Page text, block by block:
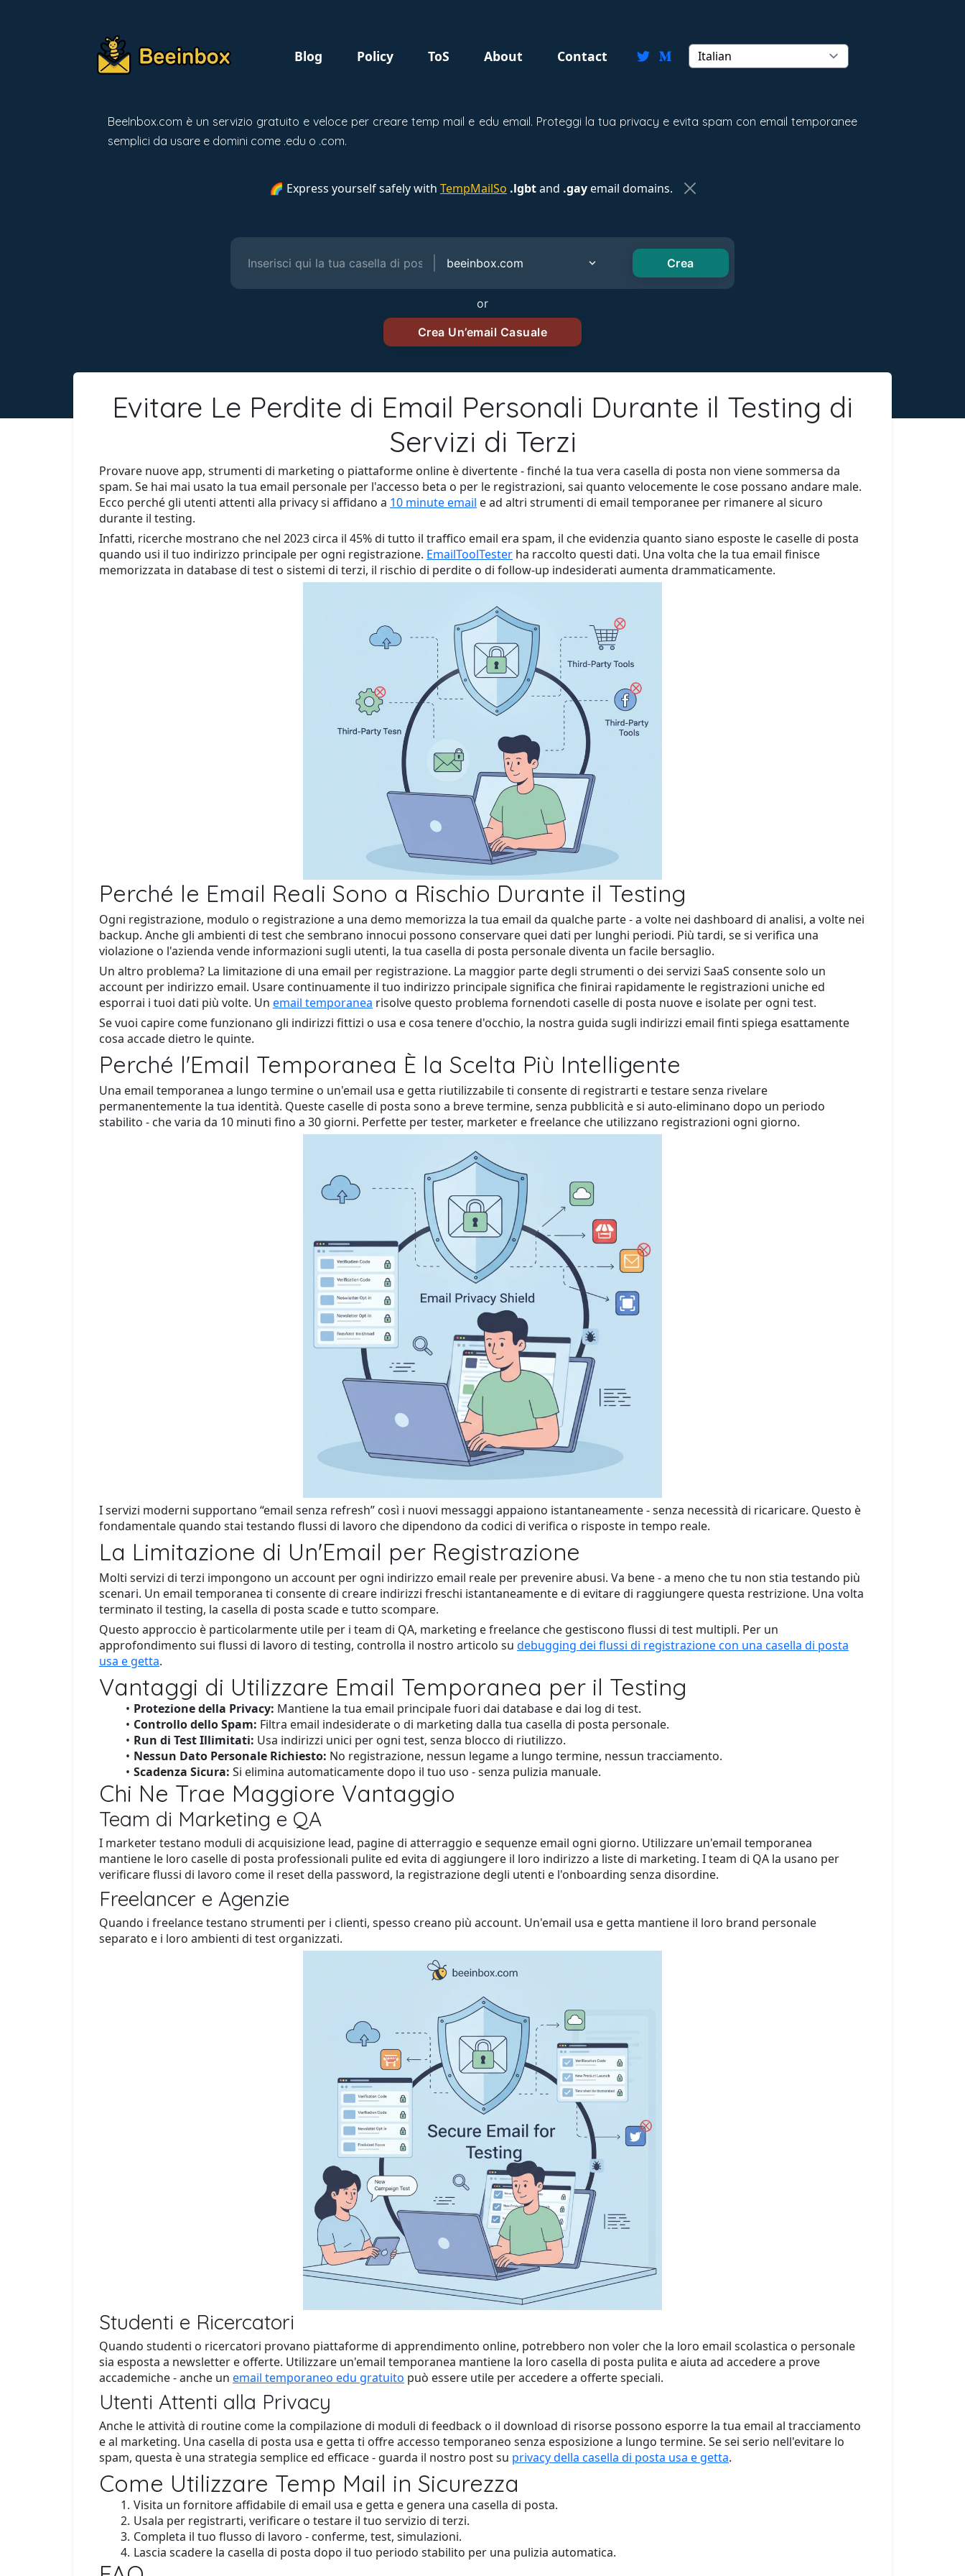
Blog Policy ToS About Contact
BeeInbox.com è un servizio gratuito e veloce per creare temp mail e edu email. Proteggi la tua privacy e evita spam con email temporanee
semplici da usare e domini come .edu o .com.
🌈 Express yourself safely with TempMailSo .lgbtand .gayemail domains.
or
Evitare Le Perdite di Email Personali Durante il Testing di
Servizi di Terzi
Provare nuove app, strumenti di marketing o piattaforme online è divertente - finché la tua vera casella di posta non viene sommersa da
spam. Se hai mai usato la tua email personale per l'accesso beta o per le registrazioni, sai quanto velocemente le cose possano andare male.
Ecco perché gli utenti attenti alla privacy si affidano a 10 minute email e ad altri strumenti di email temporanee per rimanere al sicuro
durante il testing.
Infatti, ricerche mostrano che nel 2023 circa il 45% di tutto il traffico email era spam, il che evidenzia quanto siano esposte le caselle di posta
quando usi il tuo indirizzo principale per ogni registrazione. EmailToolTester ha raccolto questi dati. Una volta che la tua email finisce
memorizzata in database di test o sistemi di terzi, il rischio di perdite o di follow-up indesiderati aumenta drammaticamente.
Perché le Email Reali Sono a Rischio Durante il Testing
Ogni registrazione, modulo o registrazione a una demo memorizza la tua email da qualche parte - a volte nei dashboard di analisi, a volte nei
backup. Anche gli ambienti di test che sembrano innocui possono conservare quei dati per lunghi periodi. Più tardi, se si verifica una
violazione o l'azienda vende informazioni sugli utenti, la tua casella di posta personale diventa un facile bersaglio.
Un altro problema? La limitazione di una email per registrazione. La maggior parte degli strumenti o dei servizi SaaS consente solo un
account per indirizzo email. Usare continuamente il tuo indirizzo principale significa che finirai rapidamente le registrazioni uniche ed
esporrai i tuoi dati più volte. Un email temporanea risolve questo problema fornendoti caselle di posta nuove e isolate per ogni test.
Se vuoi capire come funzionano gli indirizzi fittizi o usa e cosa tenere d'occhio, la nostra guida sugli indirizzi email finti spiega esattamente
cosa accade dietro le quinte.
Perché l'Email Temporanea È la Scelta Più Intelligente
Una email temporanea a lungo termine o un'email usa e getta riutilizzabile ti consente di registrarti e testare senza rivelare
permanentemente la tua identità. Queste caselle di posta sono a breve termine, senza pubblicità e si auto-eliminano dopo un periodo
stabilito - che varia da 10 minuti fino a 30 giorni. Perfette per tester, marketer e freelance che utilizzano registrazioni ogni giorno.
I servizi moderni supportano “email senza refresh” così i nuovi messaggi appaiono istantaneamente - senza necessità di ricaricare. Questo è
fondamentale quando stai testando flussi di lavoro che dipendono da codici di verifica o risposte in tempo reale.
La Limitazione di Un'Email per Registrazione
Molti servizi di terzi impongono un account per ogni indirizzo email reale per prevenire abusi. Va bene - a meno che tu non stia testando più
scenari. Un email temporanea ti consente di creare indirizzi freschi istantaneamente e di evitare di raggiungere questa restrizione. Una volta
terminato il testing, la casella di posta scade e tutto scompare.
Questo approccio è particolarmente utile per i team di QA, marketing e freelance che gestiscono flussi di test multipli. Per un
approfondimento sui flussi di lavoro di testing, controlla il nostro articolo su debugging dei flussi di registrazione con una casella di posta
usa e getta.
Vantaggi di Utilizzare Email Temporanea per il Testing
Protezione della Privacy: Mantiene la tua email principale fuori dai database e dai log di test.
Controllo dello Spam: Filtra email indesiderate o di marketing dalla tua casella di posta personale.
Run di Test Illimitati: Usa indirizzi unici per ogni test, senza blocco di riutilizzo.
Nessun Dato Personale Richiesto: No registrazione, nessun legame a lungo termine, nessun tracciamento.
Scadenza Sicura: Si elimina automaticamente dopo il tuo uso - senza pulizia manuale.
Chi Ne Trae Maggiore Vantaggio
Team di Marketing e QA
I marketer testano moduli di acquisizione lead, pagine di atterraggio e sequenze email ogni giorno. Utilizzare un'email temporanea
mantiene le loro caselle di posta professionali pulite ed evita di aggiungere il loro indirizzo a liste di marketing. I team di QA la usano per
verificare flussi di lavoro come il reset della password, la registrazione degli utenti e l'onboarding senza disordine.
Freelancer e Agenzie
Quando i freelance testano strumenti per i clienti, spesso creano più account. Un'email usa e getta mantiene il loro brand personale
separato e i loro ambienti di test organizzati.
Studenti e Ricercatori
Quando studenti o ricercatori provano piattaforme di apprendimento online, potrebbero non voler che la loro email scolastica o personale
sia esposta a newsletter e offerte. Utilizzare un'email temporanea mantiene la loro casella di posta pulita e aiuta ad accedere a prove
accademiche - anche un email temporaneo edu gratuito può essere utile per accedere a offerte speciali.
Utenti Attenti alla Privacy
Anche le attività di routine come la compilazione di moduli di feedback o il download di risorse possono esporre la tua email al tracciamento
e al marketing. Una casella di posta usa e getta ti offre accesso temporaneo senza esposizione a lungo termine. Se sei serio nell'evitare lo
spam, questa è una strategia semplice ed efficace - guarda il nostro post su privacy della casella di posta usa e getta.
Come Utilizzare Temp Mail in Sicurezza
Visita un fornitore affidabile di email usa e getta e genera una casella di posta.
Usala per registrarti, verificare o testare il tuo servizio di terzi.
Completa il tuo flusso di lavoro - conferme, test, simulazioni.
Lascia scadere la casella di posta dopo il tuo periodo stabilito per una pulizia automatica.